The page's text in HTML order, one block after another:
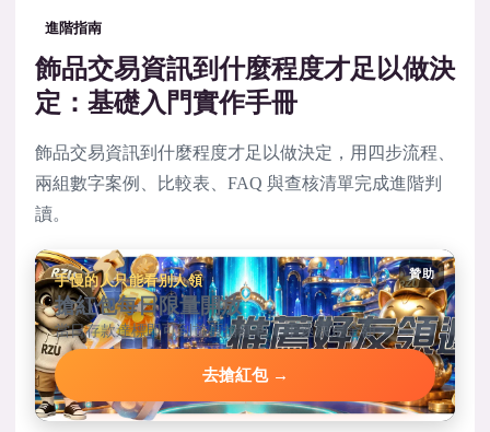
進階指南
飾品交易資訊到什麼程度才足以做決
定：基礎入門實作手冊
飾品交易資訊到什麼程度才足以做決定，用四步流程、
兩組數字案例、比較表、FAQ 與查核清單完成進階判
讀。
贊助
手慢的人只能看別人領
搶紅包每日限量開放
當日存款達標即可到首頁搶紅包，手速決定金額。
去搶紅包 →